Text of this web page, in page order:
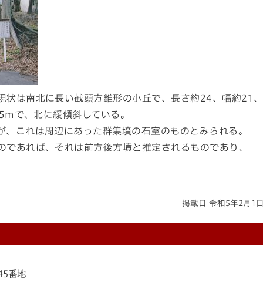
状は南北に長い截頭方錐形の小丘で、長さ約24、幅約21、
で、北に緩傾斜している。
これは周辺にあった群集墳の石室のものとみられる。
あれば、それは前方後方墳と推定されるものであり、
掲載日 令和5年2月1日
番地